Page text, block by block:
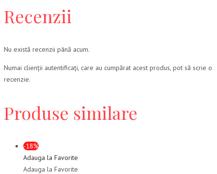
Recenzii
Nu există recenzii până acum.
Numai clienții autentificați, care au cumpărat acest produs, pot să scrie o
recenzie.
Produse similare
-18%
Adauga la Favorite
Adauga la Favorite